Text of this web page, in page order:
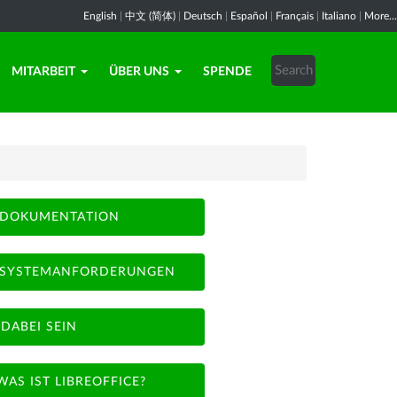
English 中文 (简体) Deutsch Español Français Italiano More...
MITARBEIT ÜBER UNS SPENDE
DOKUMENTATION
SYSTEMANFORDERUNGEN
DABEI SEIN
IST LIBREOFFICE?